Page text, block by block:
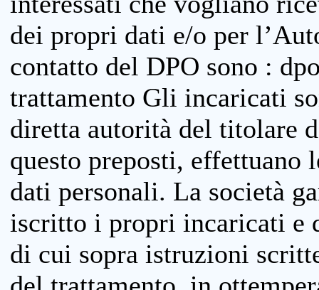
dei propri dati e/o per
contatto del DPO sono :
trattamento Gli incaricati
diretta autorità del titolare
questo preposti, effettuano
dati personali. La società
iscritto i propri incaricati e
di cui sopra istruzioni